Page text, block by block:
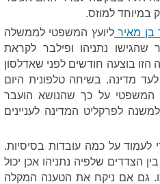
במיוחד למוזס.
בן מאירליועץ המשפטי לממשלה
שהגישו נתניהו ופילבר לקראת
שהפניה הזו בוצעה חודשים לפני שאדלסון
מדינה. בשיחה טלפונית היום
המשפטי על כך שהנושא הועבר
לפרקליט המדינה לעניינים
לעמוד על כמה עובדות בסיסיות.
הצדדים שלפיה נתניהו אכן יכול
גם אם ניקח את הטענה המקלה